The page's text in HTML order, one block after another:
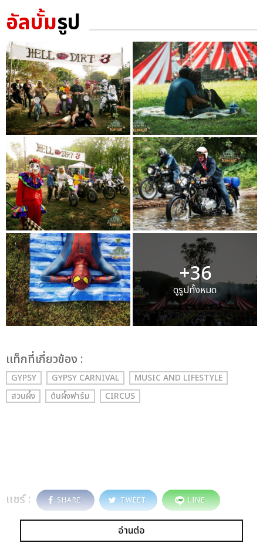
อัลบั้มรูป
+36
ดูรูปทั้งหมด
เเท็กที่เกี่ยวข้อง :
GYPSY GYPSY CARNIVAL
MUSIC AND LIFESTYLE
สวนผึ้ง
ต้นผึ้งฟาร์ม CIRCUS
แชร์ : SHARE TWEET LINE
อ่านต่อ